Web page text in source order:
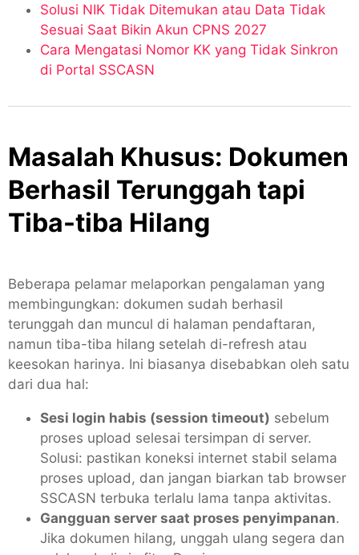
Solusi NIK Tidak Ditemukan atau Data Tidak
Sesuai Saat Bikin Akun CPNS 2027
Cara Mengatasi Nomor KK yang Tidak Sinkron
di Portal SSCASN
Masalah Khusus: Dokumen
Berhasil Terunggah tapi
Tiba-tiba Hilang
Beberapa pelamar melaporkan pengalaman yang
membingungkan: dokumen sudah berhasil
terunggah dan muncul di halaman pendaftaran,
namun tiba-tiba hilang setelah di-refresh atau
keesokan harinya. Ini biasanya disebabkan oleh satu
dari dua hal:
Sesi login habis (session timeout) sebelum
proses upload selesai tersimpan di server.
Solusi: pastikan koneksi internet stabil selama
proses upload, dan jangan biarkan tab browser
SSCASN terbuka terlalu lama tanpa aktivitas.
Gangguan server saat proses penyimpanan.
Jika dokumen hilang, unggah ulang segera dan